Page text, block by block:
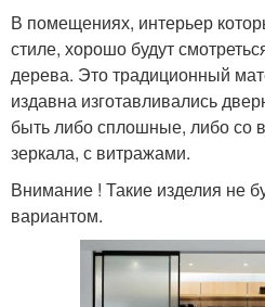
В помещениях, интерьер
стиле, хорошо будут
дерева. Это традиционный
издавна изготавливались
быть либо сплошные, либо со
зеркала, с витражами.
Внимание ! Такие изделия не
вариантом.